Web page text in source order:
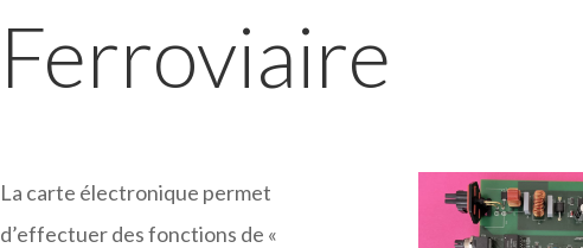
Ferroviaire
La carte électronique permet
d’effectuer des fonctions de «